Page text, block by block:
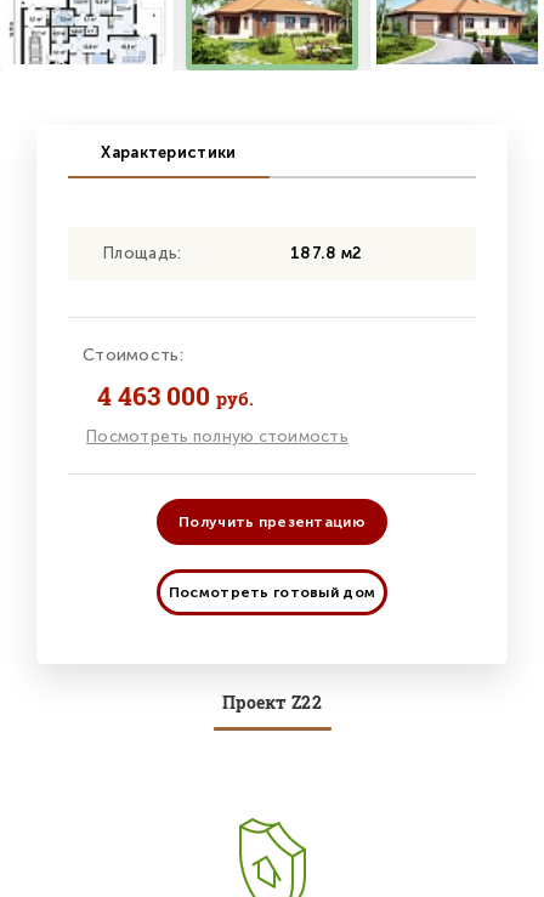
Характеристики
Площадь: 187.8 м2
Стоимость:
4 463 000 руб.
Посмотреть полную стоимость
Получить презентацию
Посмотреть готовый дом
Проект Z22